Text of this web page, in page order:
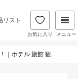
リスト
お気に入り メニュー
光 鬼怒川 川治 湯西川 中禅寺湖 [0806]